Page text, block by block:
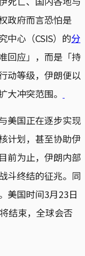
政府而言恐怕是
中心（CSIS）的分
回应」，而是「持
动等级，伊朗便以
大冲突范围。
美国正在逐步实现
计划，甚至协助伊
前为止，伊朗内部
斗终结的征兆。同
美国时间3月23日
结束，全球会否